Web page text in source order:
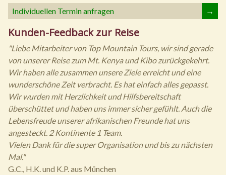
Individuellen Termin anfragen →
Kunden-Feedback zur Reise
"Liebe Mitarbeiter von Top Mountain Tours, wir sind gerade
von unserer Reise zum Mt. Kenya und Kibo zurückgekehrt.
Wir haben alle zusammen unsere Ziele erreicht und eine
wunderschöne Zeit verbracht. Es hat einfach alles gepasst.
Wir wurden mit Herzlichkeit und Hilfsbereitschaft
überschüttet und haben uns immer sicher gefühlt. Auch die
Lebensfreude unserer afrikanischen Freunde hat uns
angesteckt. 2 Kontinente 1 Team.
Vielen Dank für die super Organisation und bis zu nächsten
Mal."
G.C., H.K. und K.P. aus München